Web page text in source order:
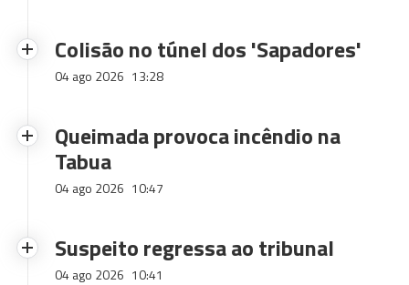
Colisão no túnel dos 'Sapadores'
04 ago 2026 13:28
Queimada provoca incêndio na
Tabua
04 ago 2026 10:47
Suspeito regressa ao tribunal
04 ago 2026 10:41